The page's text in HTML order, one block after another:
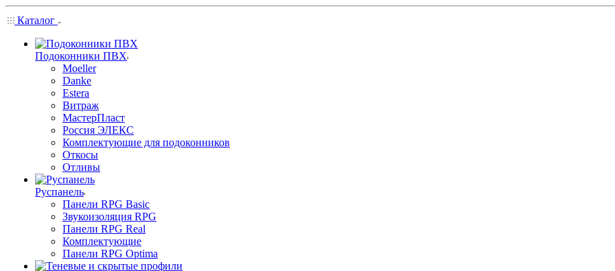
Каталог
Подоконники ПВХ
Moeller
Danke
Estera
Витраж
МастерПласт
Россия ЭЛЕКС
Комплектующие для подоконников
Откосы
Отливы
Руспанель
Панели RPG Basic
Звукоизоляция RPG
Панели RPG Real
Комплектующие
Панели RPG Optima